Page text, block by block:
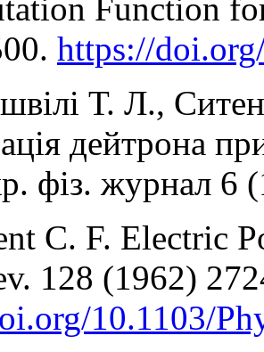
Function
https://
Т. Л.,
дейтрона
фіз. журнал 6
C. F. Electric
128 (1962)
10.1103/